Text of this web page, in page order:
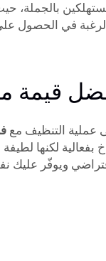
بالجملة،
في الحصول
قيمة
عملية التنظيف مع
بفعالية لكنها
ويوفّر عليك